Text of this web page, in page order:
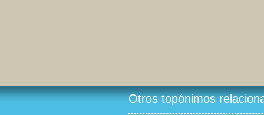
Otros topónimos